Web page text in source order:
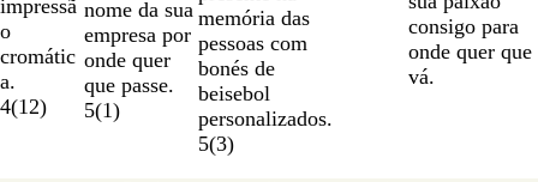
impressã
o
cromátic
a.
4(12)
T
o
n
s
nome da sua
empresa por
onde quer
que passe.
5(1)
s
t
a
s
c
u
r
o
memória das
pessoas com
bonés de
beisebol
personalizados.
5(3)
a
lconsigo para
onde quer que
vá.